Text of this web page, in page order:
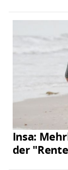
Insa:
der